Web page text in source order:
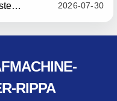
2026-07-30
RIPPA R10/R06 Seat Safety System Upgrade — Effective July 22, 2026
RIPPA